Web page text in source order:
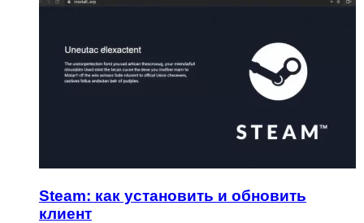
Steam: как установить и обновить
клиент